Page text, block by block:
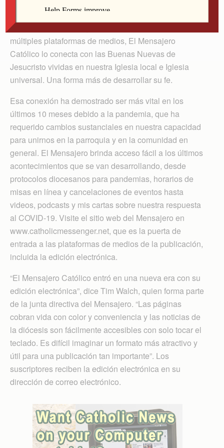
Obispo de Davenport
¡Publícalo, twittealo, fíjalo, escúchalo, léelo! En
múltiples plataformas de medios, El Mensajero
Católico lo conecta con las Buenas Nuevas de
Jesucristo vividas en nuestra Iglesia local e Iglesia
universal. Una forma más de desarrollar su fe.
Esa conexión ha demostrado ser más vital en los
últimos 10 meses debido a la pandemia, que ha
requerido cambios sustanciales en nuestra capacidad
para unirnos en la parroquia y en la comunidad en
general. El Mensajero brinda acceso fácil a los últimos
acontecimientos que se van desarrollando, desde
protocolos diocesanos para pandemias, horarios de
misas en línea y cancelaciones de eventos hasta
videos, podcasts y mis cartas sobre nuestra respuesta
al COVID-19. Visite el sitio web del Mensajero en
www.catholicmessenger.net, que es la puerta de
entrada a las plataformas de medios de la publicación,
incluida la edición electrónica.
“El Mensajero Católico entró en una nueva era con su
edición electrónica”, dice Tim Walch, quien forma parte
de la junta directiva del Mensajero. “Las páginas
cobran vida con color y conveniencia y las noticias de
la diócesis son fácilmente accesibles con solo tocar el
teclado. Es difícil imaginar un formato más atractivo y
útil para una publicación tan importante”. Los
suscriptores reciben la edición electrónica en su
dirección de correo electrónico.